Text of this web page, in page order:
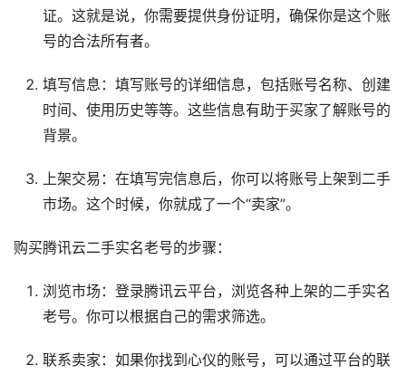
证。这就是说，你需要提供身份证明，确保你是这个账
号的合法所有者。
填写信息：填写账号的详细信息，包括账号名称、创建
时间、使用历史等等。这些信息有助于买家了解账号的
背景。
上架交易：在填写完信息后，你可以将账号上架到二手
市场。这个时候，你就成了一个“卖家”。
购买腾讯云二手实名老号的步骤：
浏览市场：登录腾讯云平台，浏览各种上架的二手实名
老号。你可以根据自己的需求筛选。
联系卖家：如果你找到心仪的账号，可以通过平台的联